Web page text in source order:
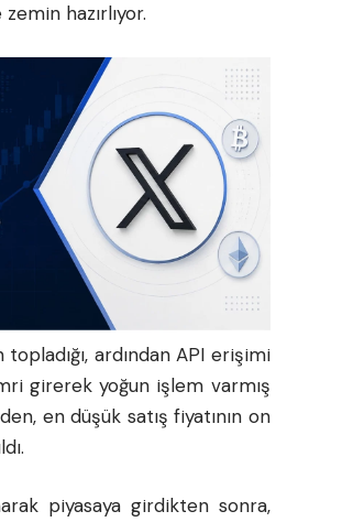
hazırlıyor.
ardından API erişimi
girerek yoğun işlem varmış
en düşük satış fiyatının on
piyasaya girdikten sonra,